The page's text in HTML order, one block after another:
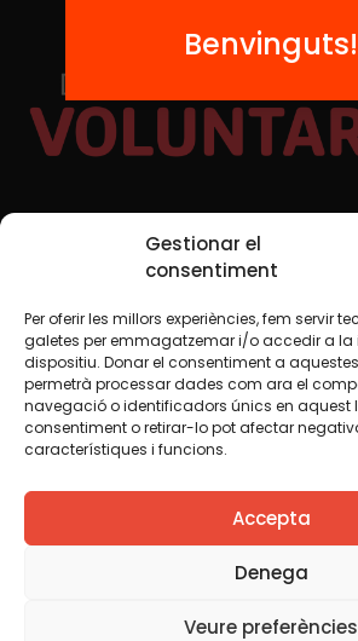
Gestionar el
consentiment
Per oferir les millors experiències, fem servir
galetes per emmagatzemar i/o accedir a la
dispositiu. Donar el consentiment a
permetrà processar dades com ara el
navegació o identificadors únics en aquest
consentiment o retirar-lo pot afectar
característiques i funcions.
Accepta
Denega
Veure preferències
Xarxes Socials
TWT YTB IG FB IN
Avís legalPolítica de cookies
Creiem que el coneixement s’ha de
fem servir una llicència Creative
algun material indiquem el contrari.
redistribuir, remesclar o transformar i
comercial. Només us demanem que
Benvinguts!